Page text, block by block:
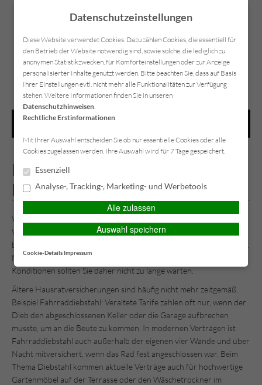
Datenschutz Impressum Kontakt
HAUPTMENÜ
Hausratversicherung: Jetzt auf
bessere Leistungen umstellen
Viele Hausratversicherungen schlummern seit Jahren ungeprüft im
Versicherungsordner vor sich hin. Achtung: Moderne Verträge
bieten oft deutlich mehr Leistung zu vergleichbar günstigen Preisen.
Mit der Umstellung Ihrer Hausratversicherung auf aktuelle
Konditionen sollten Sie daher nicht zu lange warten.
Ältere Hausratversicherungen sind häufig nicht mehr zeitgemäß.
Beispiel Fahrraddiebstahl: Veraltete Tarife zahlen oft nur, wenn der
Dieb den abgeschlossenen Keller oder die Garage aufbrechen
musste, um an die Beute zu kommen. In modernen Verträgen ist
Fahrraddiebstahl auch außerhalb der eigenen vier Wände und über
Nacht mitversichert, wenn das Rad fest angeschlossen war. Beim
Thema Diebstahl kommen aktuelle Verträge auch für hochwertige
Gartenmöbel auf der Terrasse oder den Wäschetrockner im
Datenschutzeinstellungen
Diese Website verwendet Cookies. Dazu zählen Cookies, die essentiell für
den Betrieb der Website notwendig sind, sowie solche, die lediglich zu
anonymen Statistikzwecken, für Komforteinstellungen oder zur Anzeige
personalisierter Inhalte genutzt werden. Bitte beachten Sie, dass auf Basis
Ihrer Einstellungen evtl. nicht mehr alle Funktionalitäten zur Verfügung
stehen. Weitere Informationen finden Sie in unseren
Datenschutzhinweisen.
Rechtliche Erstinformationen
Mit Ihrer Auswahl entscheiden Sie ob nur essentielle Cookies oder alle
Cookies zugelassen werden. Ihre Auswahl wird für 7 Tage gespeichert.
Essenziell
Analyse-, Tracking-, Marketing- und Werbetools
Alle zulassen
Auswahl speichern
Cookie-Details Impressum